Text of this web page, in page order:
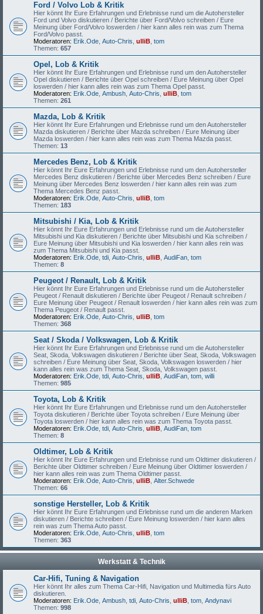
Ford / Volvo Lob & Kritik
Hier könnt Ihr Eure Erfahrungen und Erlebnisse rund um die Autohersteller
Ford und Volvo diskutieren / Berichte über Ford/Volvo schreiben / Eure
Meinung über Ford/Volvo loswerden / hier kann alles rein was zum Thema
Ford/Volvo passt.
Moderatoren: Erik.Ode Auto-Chris ulliB tom
Themen: 657
Opel, Lob & Kritik
Hier könnt Ihr Eure Erfahrungen und Erlebnisse rund um den Autohersteller
Opel diskutieren / Berichte über Opel schreiben / Eure Meinung über Opel
loswerden / hier kann alles rein was zum Thema Opel passt.
Moderatoren: Erik.Ode Ambush Auto-Chris ulliB tom
Themen: 261
Mazda, Lob & Kritik
Hier könnt Ihr Eure Erfahrungen und Erlebnisse rund um den Autohersteller
Mazda diskutieren / Berichte über Mazda schreiben / Eure Meinung über
Mazda loswerden / hier kann alles rein was zum Thema Mazda passt.
Themen: 13
Mercedes Benz, Lob & Kritik
Hier könnt Ihr Eure Erfahrungen und Erlebnisse rund um den Autohersteller
Mercedes Benz diskutieren / Berichte über Mercedes Benz schreiben / Eure
Meinung über Mercedes Benz loswerden / hier kann alles rein was zum
Thema Mercedes Benz passt.
Moderatoren: Erik.Ode Auto-Chris ulliB tom
Themen: 183
Mitsubishi / Kia, Lob & Kritik
Hier könnt Ihr Eure Erfahrungen und Erlebnisse rund um die Autohersteller
Mitsubishi und Kia diskutieren / Berichte über Mitsubishi und Kia schreiben /
Eure Meinung über Mitsubishi und Kia loswerden / hier kann alles rein was
zum Thema Mitsubishi und Kia passt.
Moderatoren: Erik.Ode tdi Auto-Chris ulliB AudiFan tom
Themen: 8
Peugeot / Renault, Lob & Kritik
Hier könnt Ihr Eure Erfahrungen und Erlebnisse rund um die Autohersteller
Peugeot / Renault diskutieren / Berichte über Peugeot / Renault schreiben /
Eure Meinung über Peugeot / Renault loswerden / hier kann alles rein was zum
Thema Peugeot / Renault passt.
Moderatoren: Erik.Ode Auto-Chris ulliB tom
Themen: 368
Seat / Skoda / Volkswagen, Lob & Kritik
Hier könnt Ihr Eure Erfahrungen und Erlebnisse rund um die Autohersteller
Seat, Skoda, Volkswagen diskutieren / Berichte über Seat, Skoda, Volkswagen
schreiben / Eure Meinung über Seat, Skoda, Volkswagen loswerden / hier
kann alles rein was zum Thema Seat, Skoda, Volkswagen passt.
Moderatoren: Erik.Ode tdi Auto-Chris ulliB AudiFan tom willi
Themen: 985
Toyota, Lob & Kritik
Hier könnt Ihr Eure Erfahrungen und Erlebnisse rund um den Autohersteller
Toyota diskutieren / Berichte über Toyota schreiben / Eure Meinung über
Toyota loswerden / hier kann alles rein was zum Thema Toyota passt.
Moderatoren: Erik.Ode tdi Auto-Chris ulliB AudiFan tom
Themen: 8
Oldtimer, Lob & Kritik
Hier könnt Ihr Eure Erfahrungen und Erlebnisse rund um Oldtimer diskutieren /
Berichte über Oldtimer schreiben / Eure Meinung über Oldtimer loswerden /
hier kann alles rein was zum Thema Oldtimer passt.
Moderatoren: Erik.Ode Auto-Chris ulliB Alter.Schwede
Themen: 66
sonstige Hersteller, Lob & Kritik
Hier könnt Ihr Eure Erfahrungen und Erlebnisse rund um die anderen Marken
diskutieren / Berichte schreiben / Eure Meinung loswerden / hier kann alles
rein was zum Thema Auto passt.
Moderatoren: Erik.Ode Auto-Chris ulliB tom
Themen: 363
Werkstatt & Technik
Car-Hifi, Tuning & Navigation
Hier könnt Ihr alles zum Thema Car-Hifi, Navigation und Multimedia fürs Auto
diskutieren.
Moderatoren: Erik.Ode Ambush tdi Auto-Chris ulliB tom Andynavi
Themen: 998